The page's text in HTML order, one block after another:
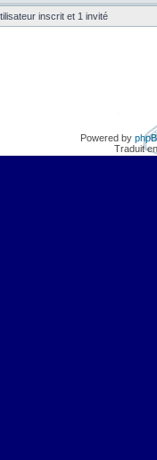
inscrit et 1 invité
Powered by
Traduit